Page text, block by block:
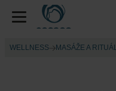
WELLNESS MASÁŽE A